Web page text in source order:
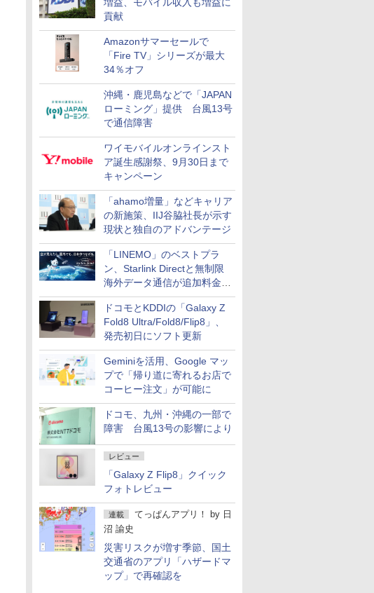
貢献
Amazonサマーセールで
「Fire TV」シリーズが最大
34％オフ
沖縄・鹿児島などで「JAPAN
ローミング」提供 台風13号
で通信障害
ワイモバイルオンラインスト
ア誕生感謝祭、9月30日まで
キャンペーン
「ahamo増量」などキャリア
の新施策、IIJ谷脇社長が示す
現状と独自のアドバンテージ
「LINEMO」のベストプラ
ン、Starlink Directと無制限
海外データ通信が追加料金な
しに
ドコモとKDDIの「Galaxy Z
Fold8 Ultra/Fold8/Flip8」、
発売初日にソフト更新
Geminiを活用、Google マッ
プで「帰り道に寄れるお店で
コーヒー注文」が可能に
ドコモ、九州・沖縄の一部で
障害 台風13号の影響により
レビュー
「Galaxy Z Flip8」クイック
フォトレビュー
連載 てっぱんアプリ！ by 日
沼 諭史
災害リスクが増す季節、国土
交通省のアプリ「ハザードマ
ップ」で再確認を